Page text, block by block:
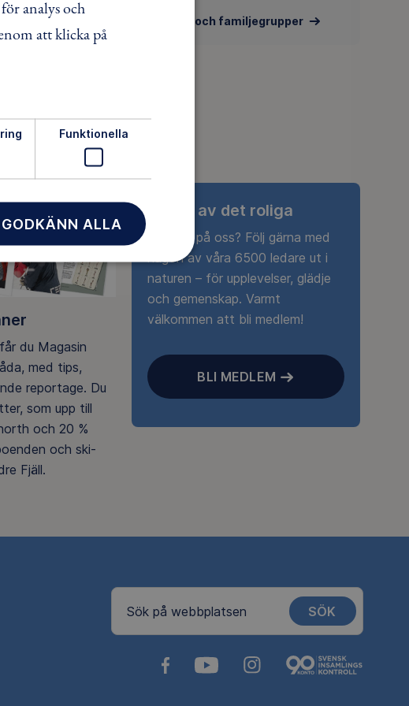
Barn- och familjegrupper
du Magasin
med tips,
reportage. Du
som upp till
och 20 %
och ski-
Fjäll.
Ta del av det roliga
Nyfiken på oss? Följ gärna med
någon av våra 6500 ledare ut i
naturen – för upplevelser, glädje
och gemenskap. Varmt
välkommen att bli medlem!
BLI MEDLEM
Sök på webbplatsen SÖK
analys och
att klicka på
Funktionella
GODKÄNN ALLA